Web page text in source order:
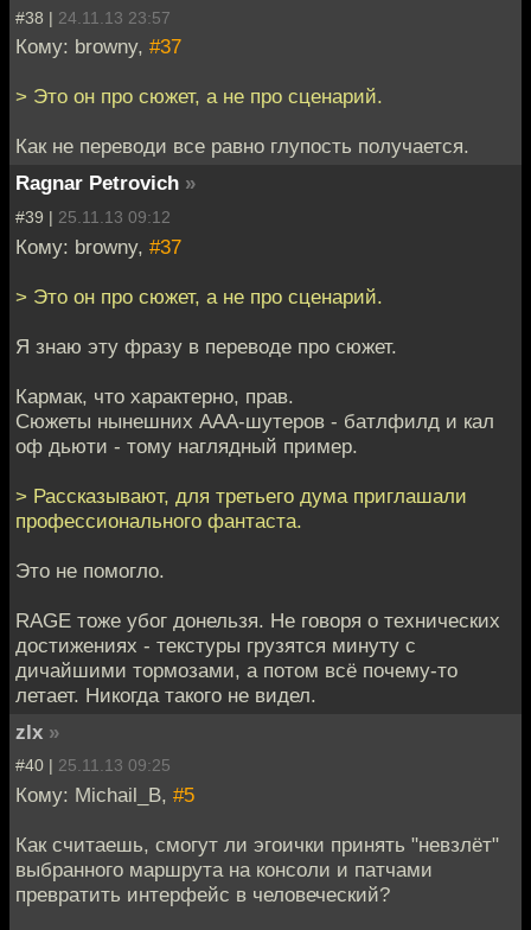
#38 | 24.11.13 23:57
Кому: browny, #37
> Это он про сюжет, а не про сценарий.
Как не переводи все равно глупость получается.
Ragnar Petrovich »
#39 | 25.11.13 09:12
Кому: browny, #37
> Это он про сюжет, а не про сценарий.
Я знаю эту фразу в переводе про сюжет.
Кармак, что характерно, прав.
Сюжеты нынешних ААА-шутеров - батлфилд и кал
оф дьюти - тому наглядный пример.
> Рассказывают, для третьего дума приглашали
профессионального фантаста.
Это не помогло.
RAGE тоже убог донельзя. Не говоря о технических
достижениях - текстуры грузятся минуту с
дичайшими тормозами, а потом всё почему-то
летает. Никогда такого не видел.
zlx »
#40 | 25.11.13 09:25
Кому: Michail_B, #5
Как считаешь, смогут ли эгоички принять "невзлёт"
выбранного маршрута на консоли и патчами
превратить интерфейс в человеческий?